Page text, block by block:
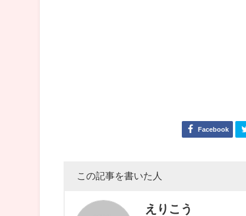
Facebook
この記事を書いた人
えりこう